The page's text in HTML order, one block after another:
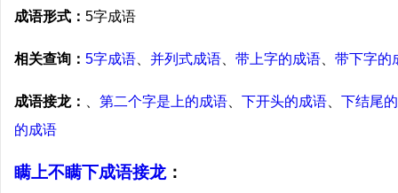
成语形式： 5字成语
相关查询： 5字成语 并列式成语 带上字的成语 带下字的
成语接龙： 第二个字是上的成语 下开头的成语
下结尾
的成语
瞒上不瞒下成语接龙：